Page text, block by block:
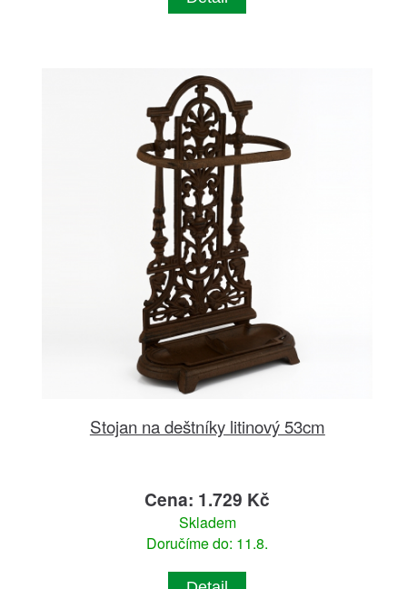
Stojan na deštníky litinový 53cm
Cena: 1.729 Kč
Skladem
Doručíme do: 11.8.